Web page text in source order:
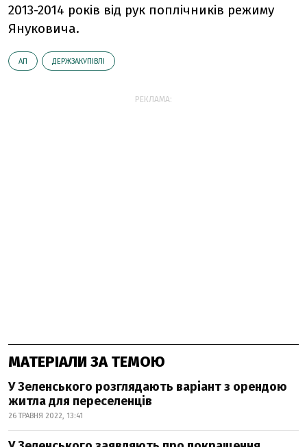
2013-2014 років від рук поплічників режиму
Януковича.
АП ДЕРЖЗАКУПІВЛІ
РЕКЛАМА:
МАТЕРІАЛИ ЗА ТЕМОЮ
У Зеленського розглядають варіант з орендою
житла для переселенців
26 ТРАВНЯ 2022, 13:41